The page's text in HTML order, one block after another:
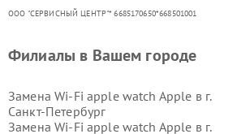
ООО "СЕРВИСНЫЙ ЦЕНТР"* 6685170650*668501001
Филиалы в Вашем городе
Замена Wi-Fi apple watch Apple в г.
Санкт-Петербург
Замена Wi-Fi apple watch Apple в г.